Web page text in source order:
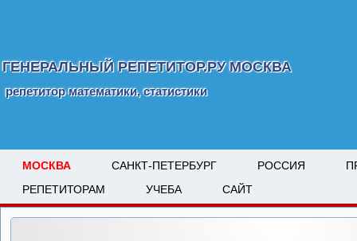
ГЕНЕРАЛЬНЫЙ РЕПЕТИТОР.РУ МОСКВА
репетитор математики, статистики
МОСКВА САНКТ-ПЕТЕРБУРГ РОССИЯ
РЕПЕТИТОРАМ
УЧЕБА САЙТ